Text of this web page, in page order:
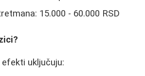
15.000 - 60.000 RSD
uključuju: